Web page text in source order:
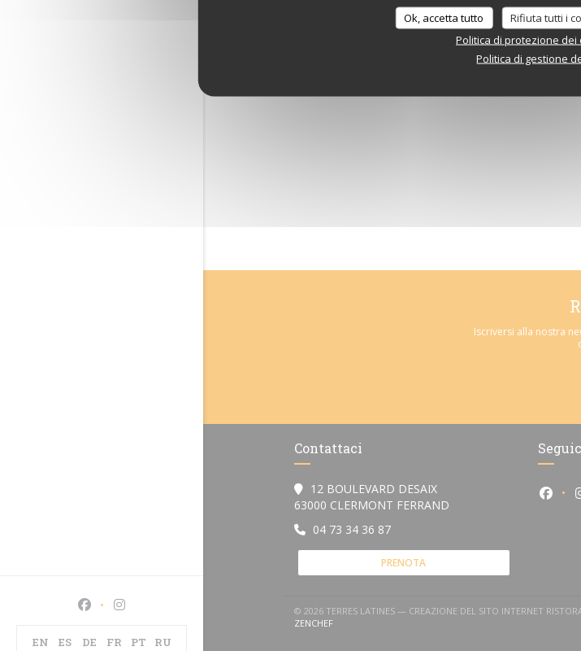
Ok, accetta tutto Rifiuta tutti i
Politica di protezione
Politica di gestione
Facebook ((apre una nuova finestra))
Instagram ((apre una nuova finestra))
EN ES DE FR PT RU
Iscriversi alla nostra
Contattaci
12 BOULEVARD DESAIX
63000 CLERMONT FERRAND ((apre una nuova
04 73 34 36 87
PRENOTA
© 2026 TERRES LATINES — CREAZIONE DEL SITO INTERNET
ZENCHEF((APRE UNA NUOVA FINESTRA))